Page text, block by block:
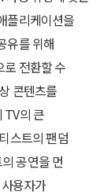
플리케이션을
유를 위해
전환할 수
콘텐츠를
TV의 큰
스트의 팬덤
공연을 먼
용자가